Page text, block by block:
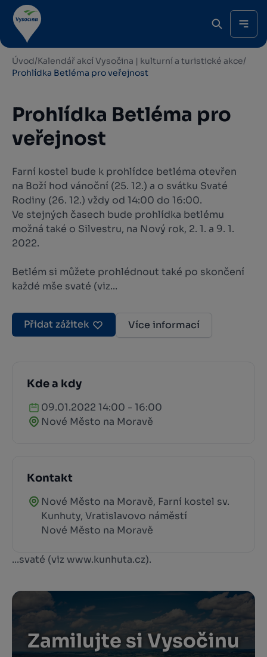
Úvod/Kalendář akcí Vysočina | kulturní a turistické akce/
Prohlídka Betléma pro veřejnost
Prohlídka Betléma pro
veřejnost
Farní kostel bude k prohlídce betléma otevřen
na Boží hod vánoční (25. 12.) a o svátku Svaté
Rodiny (26. 12.) vždy od 14:00 do 16:00.
Ve stejných časech bude prohlídka betlému
možná také o Silvestru, na Nový rok, 2. 1. a 9. 1.
2022.
Betlém si můžete prohlédnout také po skončení
každé mše svaté (viz...
Přidat zážitek Více informací
Kde a kdy
09.01.2022 14:00 - 16:00
Nové Město na Moravě
Kontakt
Nové Město na Moravě, Farní kostel sv.
Kunhuty, Vratislavovo náměstí
Nové Město na Moravě
...svaté (viz www.kunhuta.cz).
Zamilujte si Vysočinu